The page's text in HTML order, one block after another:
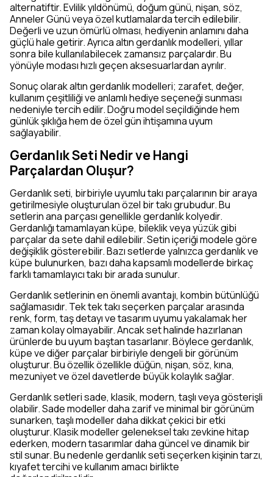
alternatiftir. Evlilik yıldönümü, doğum günü, nişan, söz,
Anneler Günü veya özel kutlamalarda tercih edilebilir.
Değerli ve uzun ömürlü olması, hediyenin anlamını daha
güçlü hale getirir. Ayrıca altın gerdanlık modelleri, yıllar
sonra bile kullanılabilecek zamansız parçalardır. Bu
yönüyle modası hızlı geçen aksesuarlardan ayrılır.
Sonuç olarak altın gerdanlık modelleri; zarafet, değer,
kullanım çeşitliliği ve anlamlı hediye seçeneği sunması
nedeniyle tercih edilir. Doğru model seçildiğinde hem
günlük şıklığa hem de özel gün ihtişamına uyum
sağlayabilir.
Gerdanlık Seti Nedir ve Hangi
Parçalardan Oluşur?
Gerdanlık seti, birbiriyle uyumlu takı parçalarının bir araya
getirilmesiyle oluşturulan özel bir takı grubudur. Bu
setlerin ana parçası genellikle gerdanlık kolyedir.
Gerdanlığı tamamlayan küpe, bileklik veya yüzük gibi
parçalar da sete dahil edilebilir. Setin içeriği modele göre
değişiklik gösterebilir. Bazı setlerde yalnızca gerdanlık ve
küpe bulunurken, bazı daha kapsamlı modellerde birkaç
farklı tamamlayıcı takı bir arada sunulur.
Gerdanlık setlerinin en önemli avantajı, kombin bütünlüğü
sağlamasıdır. Tek tek takı seçerken parçalar arasında
renk, form, taş detayı ve tasarım uyumu yakalamak her
zaman kolay olmayabilir. Ancak set halinde hazırlanan
ürünlerde bu uyum baştan tasarlanır. Böylece gerdanlık,
küpe ve diğer parçalar birbiriyle dengeli bir görünüm
oluşturur. Bu özellik özellikle düğün, nişan, söz, kına,
mezuniyet ve özel davetlerde büyük kolaylık sağlar.
Gerdanlık setleri sade, klasik, modern, taşlı veya gösterişli
olabilir. Sade modeller daha zarif ve minimal bir görünüm
sunarken, taşlı modeller daha dikkat çekici bir etki
oluşturur. Klasik modeller geleneksel takı zevkine hitap
ederken, modern tasarımlar daha güncel ve dinamik bir
stil sunar. Bu nedenle gerdanlık seti seçerken kişinin tarzı,
kıyafet tercihi ve kullanım amacı birlikte